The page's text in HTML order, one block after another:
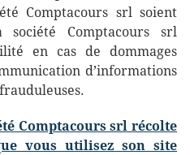
Comptacours srl soient
Comptacours srl
en cas de dommages
d’informations
Comptacours srl récolte
vous utilisez son site